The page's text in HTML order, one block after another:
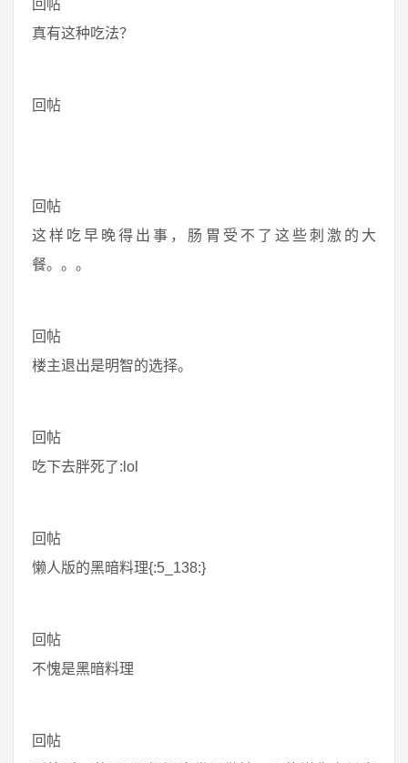
回帖
真有这种吃法？
回帖
回帖
这样吃早晚得出事，肠胃受不了这些刺激的大
餐。。。
回帖
楼主退出是明智的选择。
回帖
吃下去胖死了:lol
回帖
懒人版的黑暗料理{:5_138:}
回帖
不愧是黑暗料理
回帖